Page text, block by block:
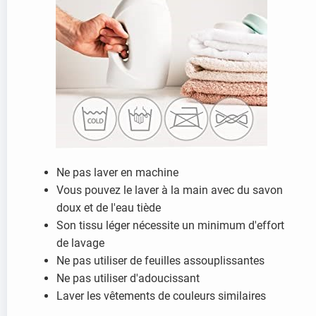
Ne pas laver en machine
Vous pouvez le laver à la main avec du savon
doux et de l'eau tiède
Son tissu léger nécessite un minimum d'effort
de lavage
Ne pas utiliser de feuilles assouplissantes
Ne pas utiliser d'adoucissant
Laver les vêtements de couleurs similaires